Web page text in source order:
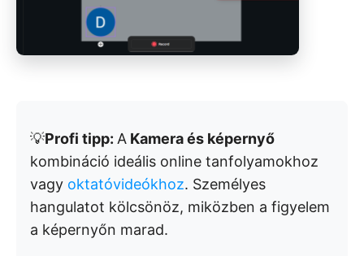
💡Profi tipp: A Kamera és képernyő
kombináció ideális online tanfolyamokhoz
vagy oktatóvideókhoz. Személyes
hangulatot kölcsönöz, miközben a figyelem
a képernyőn marad.